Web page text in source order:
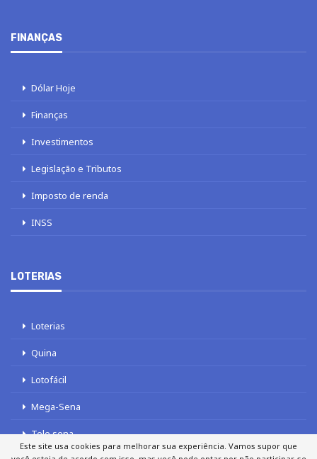
FINANÇAS
Dólar Hoje
Finanças
Investimentos
Legislação e Tributos
Imposto de renda
INSS
LOTERIAS
Loterias
Quina
Lotofácil
Mega-Sena
Tele sena
Este site usa cookies para melhorar sua experiência. Vamos supor que